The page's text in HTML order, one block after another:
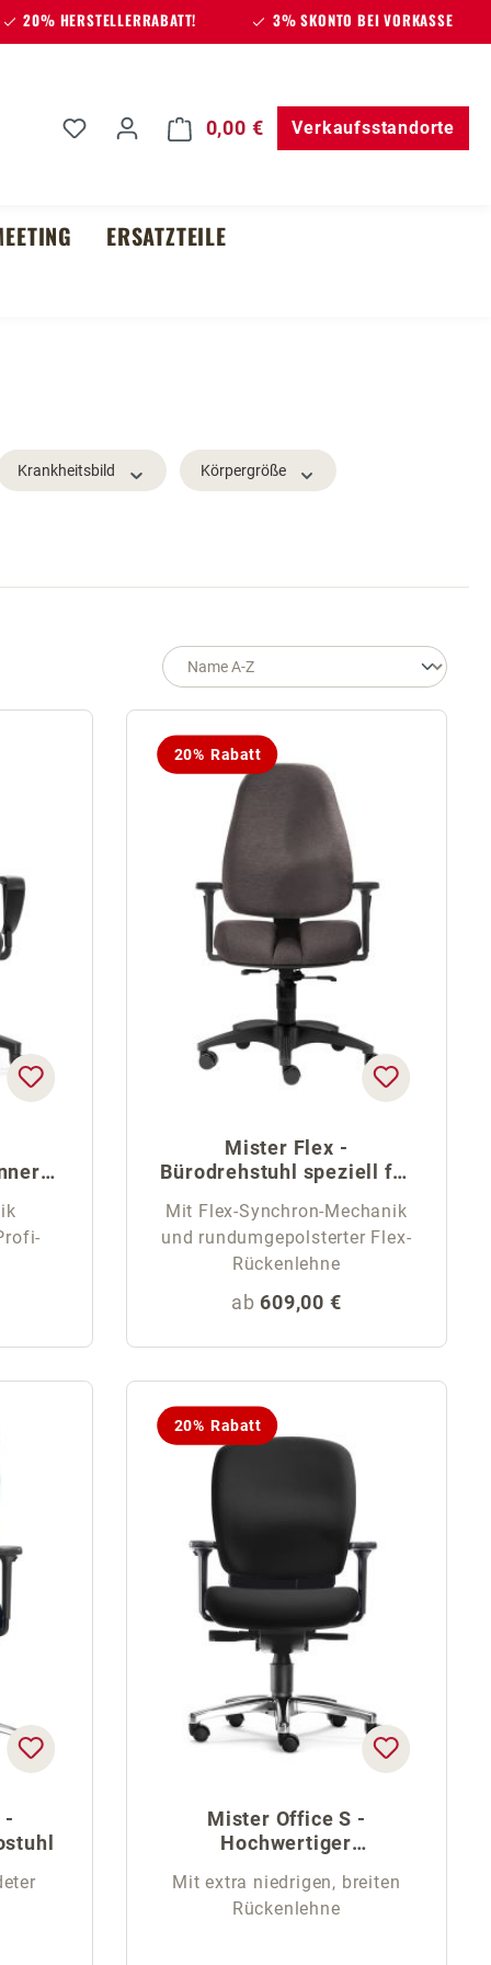
20% HERSTELLERRABATT! 3% SKONTO BEI VORKASSE
Du hast 0 Produkte auf dem Merkzettel
0,00 €Warenkorb enthält 0
Verkaufsstandorte
ERSATZTEILE
Krankheitsbild Körpergröße
20% Rabatt
Mister Flex -
Bürodrehstuhl speziell für
Mit Flex-Synchron-Mechanik
und rundumgepolsterter Flex-
Rückenlehne
Regulärer Preis:
ab 609,00 €
-
20% Rabatt
Mister Office S -
Hochwertiger
Mit extra niedrigen, breiten
Rückenlehne